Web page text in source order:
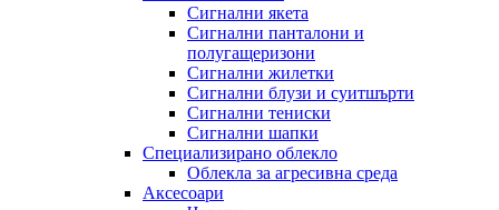
Сигнални якета
Сигнални панталони и
полугащеризони
Сигнални жилетки
Сигнални блузи и суитшърти
Сигнални тениски
Сигнални шапки
Специализирано облекло
Облекла за агресивна среда
Аксесоари